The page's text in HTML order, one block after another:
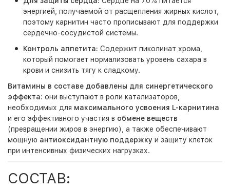
энергией, получаемой от расщепления жирных кислот,
поэтому карнитин часто прописывают для поддержки
сердечно-сосудистой системы.
Контроль аппетита: Содержит пиколинат хрома,
который помогает нормализовать уровень сахара в
крови и снизить тягу к сладкому.
Витамины в составе добавлены для синергетического
эффекта: они выступают в роли катализаторов,
необходимых для максимального усвоения L-карнитина
и его эффективного участия в обмене веществ
(превращении жиров в энергию), а также обеспечивают
мощную антиоксидантную поддержку и защиту клеток
при интенсивных физических нагрузках.
СОСТАВ: